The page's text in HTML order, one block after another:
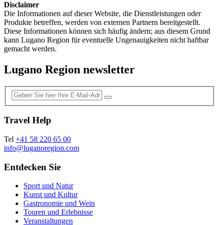
Disclaimer
Die Informationen auf dieser Website, die Dienstleistungen oder
Produkte betreffen, werden von externen Partnern bereitgestellt.
Diese Informationen können sich häufig ändern; aus diesem Grund
kann Lugano Region für eventuelle Ungenauigkeiten nicht haftbar
gemacht werden.
Lugano Region newsletter
Travel Help
Tel +41 58 220 65 00
info@luganoregion.com
Entdecken Sie
Sport und Natur
Kunst und Kultur
Gastronomie und Wein
Touren und Erlebnisse
Veranstaltungen